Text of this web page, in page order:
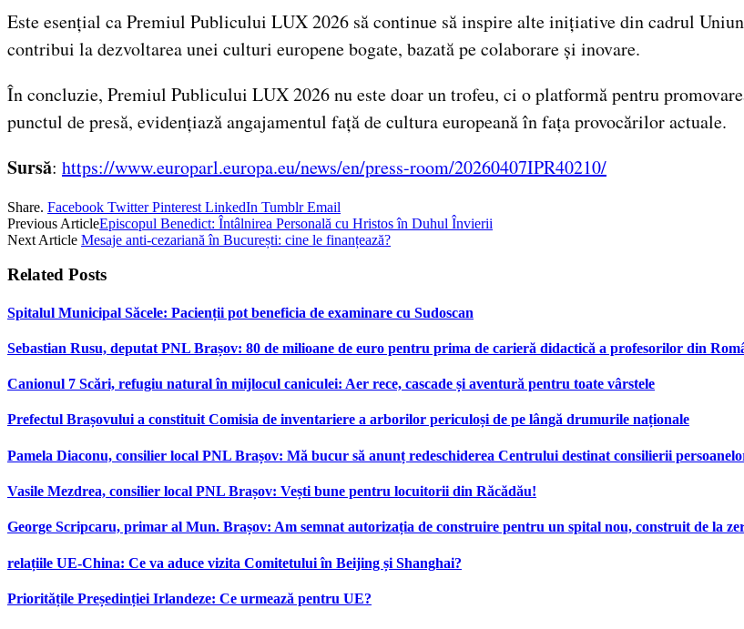
Este esențial ca Premiul Publicului LUX 2026 să continue să inspire alte inițiative din cadrul
contribui la dezvoltarea unei culturi europene bogate, bazată pe colaborare și inovare.
În concluzie, Premiul Publicului LUX 2026 nu este doar un trofeu, ci o platformă pentru
punctul de presă, evidențiază angajamentul față de cultura europeană în fața provocărilor actuale.
Sursă: https://www.europarl.europa.eu/news/en/press-room/20260407IPR40210/
Share. Facebook Twitter Pinterest LinkedIn Tumblr Email
Previous ArticleEpiscopul Benedict: Întâlnirea Personală cu Hristos în Duhul Învierii
Next Article Mesaje anti-cezariană în București: cine le finanțează?
Related Posts
Spitalul Municipal Săcele: Pacienții pot beneficia de examinare cu Sudoscan
Sebastian Rusu, deputat PNL Brașov: 80 de milioane de euro pentru prima de carieră didactică a profesorilor din
Canionul 7 Scări, refugiu natural în mijlocul caniculei: Aer rece, cascade și aventură pentru toate vârstele
Prefectul Brașovului a constituit Comisia de inventariere a arborilor periculoși de pe lângă drumurile naționale
Pamela Diaconu, consilier local PNL Brașov: Mă bucur să anunț redeschiderea Centrului destinat consilierii
Vasile Mezdrea, consilier local PNL Brașov: Vești bune pentru locuitorii din Răcădău!
George Scripcaru, primar al Mun. Brașov: Am semnat autorizația de construire pentru un spital nou, construit de la
relațiile UE-China: Ce va aduce vizita Comitetului în Beijing și Shanghai?
Prioritățile Președinției Irlandeze: Ce urmează pentru UE?